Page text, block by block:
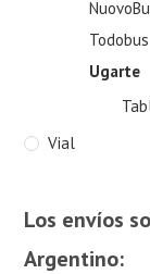
Todobus
Ugarte
Vial
Los envíos
Argentino: